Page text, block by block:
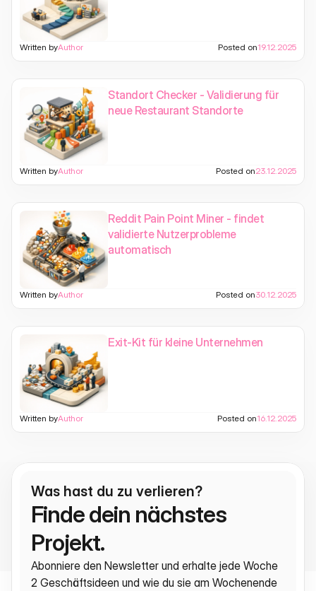
Written byAuthor Posted on19.12.2025
Standort Checker - Validierung für
neue Restaurant Standorte
Written byAuthor Posted on23.12.2025
Reddit Pain Point Miner - findet
validierte Nutzerprobleme
automatisch
Written byAuthor Posted on30.12.2025
Exit-Kit für kleine Unternehmen
Written byAuthor Posted on16.12.2025
Was hast du zu verlieren?
Finde dein nächstes
Projekt.
Abonniere den Newsletter und erhalte jede Woche
2 Geschäftsideen und wie du sie am Wochenende